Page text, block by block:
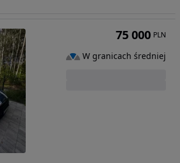
75 000 PLN
W granicach średniej